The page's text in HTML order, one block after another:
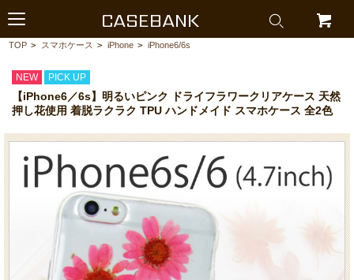
CASEBANK
TOP > スマホケース > iPhone > iPhone6/6s
NEW PICK UP
【iPhone6／6s】明るいピンク ドライフラワークリアケース 天然
押し花使用 着脱ラクラク TPU ハンドメイド スマホケース 全2色